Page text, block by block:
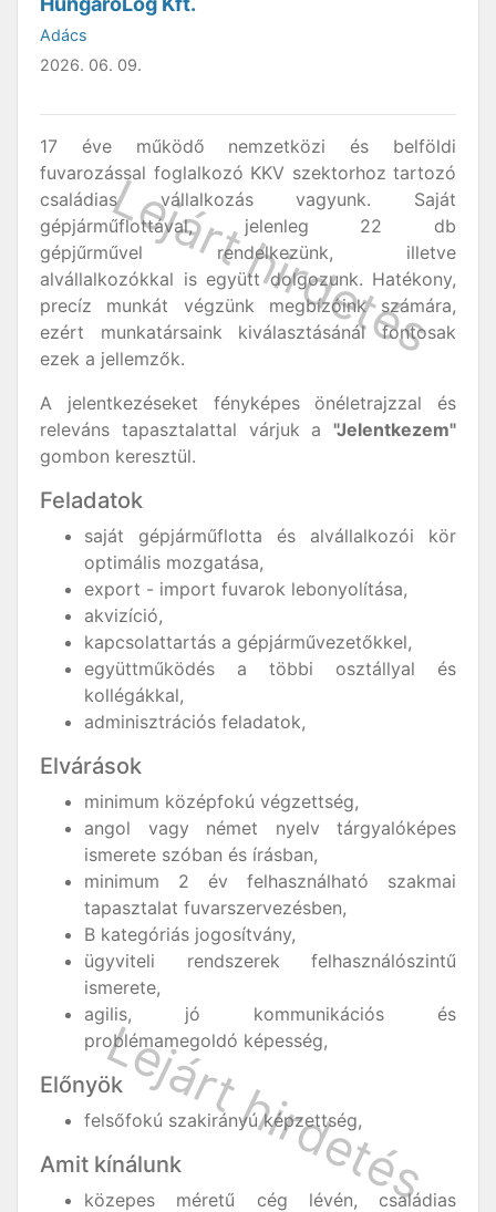
Adács
2026. 06. 09.
17 éve működő nemzetközi és belföldi
fuvarozással foglalkozó KKV szektorhoz tartozó
családias vállalkozás vagyunk. Saját
gépjárműflottával, jelenleg 22 db
gépjűrművel rendelkezünk, illetve
alvállalkozókkal is együtt dolgozunk. Hatékony,
precíz munkát végzünk megbízóink számára,
ezért munkatársaink kiválasztásánál fontosak
ezek a jellemzők.
A jelentkezéseket fényképes önéletrajzzal és
releváns tapasztalattal várjuk a "Jelentkezem"
gombon keresztül.
Feladatok
saját gépjárműflotta és alvállalkozói kör
optimális mozgatása,
export - import fuvarok lebonyolítása,
akvizíció,
kapcsolattartás a gépjárművezetőkkel,
együttműködés a többi osztállyal és
kollégákkal,
adminisztrációs feladatok,
Elvárások
minimum középfokú végzettség,
angol vagy német nyelv tárgyalóképes
ismerete szóban és írásban,
minimum 2 év felhasználható szakmai
tapasztalat fuvarszervezésben,
B kategóriás jogosítvány,
ügyviteli rendszerek felhasználószintű
ismerete,
agilis, jó kommunikációs és
problémamegoldó képesség,
Előnyök
felsőfokú szakirányú képzettség,
Amit kínálunk
közepes méretű cég lévén, családias